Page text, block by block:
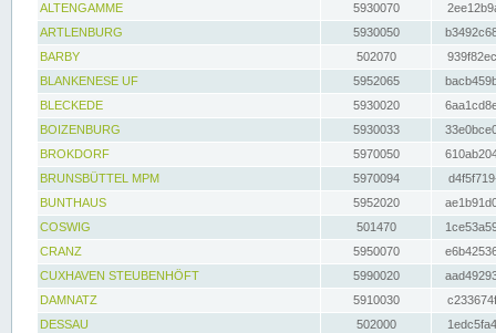
ALTENGAMME
5930070
ARTLENBURG
5930050
BARBY
502070
BLANKENESE UF
5952065
BLECKEDE
5930020
BOIZENBURG
5930033
BROKDORF
5970050
BRUNSBÜTTEL MPM
5970094
BUNTHAUS
5952020
COSWIG
501470
CRANZ
5950070
CUXHAVEN STEUBENHÖFT
5990020
DAMNATZ
5910030
DESSAU
502000